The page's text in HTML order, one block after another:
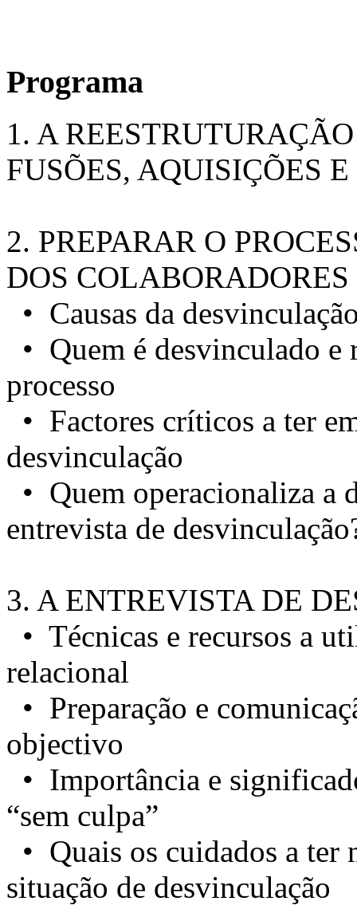
Programa
1. A
FUSÕES, AQUISIÇÕES
2. PREPARAR O
DOS COLABORADORES
• Causas da
• Quem é desvinculado e
processo
• Factores críticos a ter
desvinculação
• Quem operacionaliza a
entrevista de
3. A ENTREVISTA DE
• Técnicas e recursos a
relacional
• Preparação e
objectivo
• Importância e
“sem culpa”
• Quais os cuidados a ter
situação de desvinculação